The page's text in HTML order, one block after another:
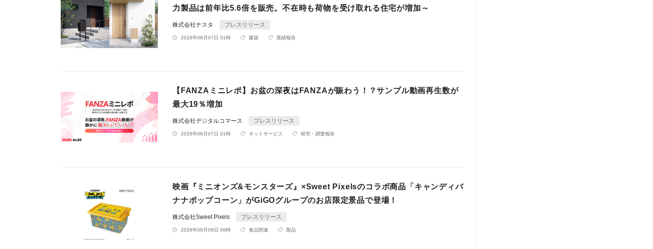
力製品は前年比5.6倍を販売。不在時も荷物を受け取れる住宅が増加～
株式会社ナスタ プレスリリース
2026年08月07日 01時 建築 業績報告
【FANZAミニレポ】お盆の深夜はFANZAが賑わう！？サンプル動画再生数が
最大19％増加
株式会社デジタルコマース プレスリリース
2026年08月07日 01時 ネットサービス 研究・調査報告
映画『ミニオンズ&モンスターズ』×Sweet Pixelsのコラボ商品「キャンディバ
ナナポップコーン」がGiGOグループのお店限定景品で登場！
株式会社Sweet Pixels プレスリリース
2026年08月06日 06時 食品関連 製品